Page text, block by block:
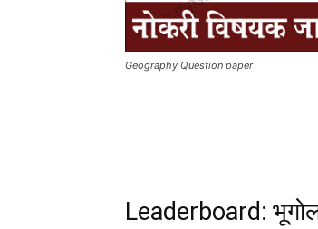
Geography Question paper
Leaderboard: